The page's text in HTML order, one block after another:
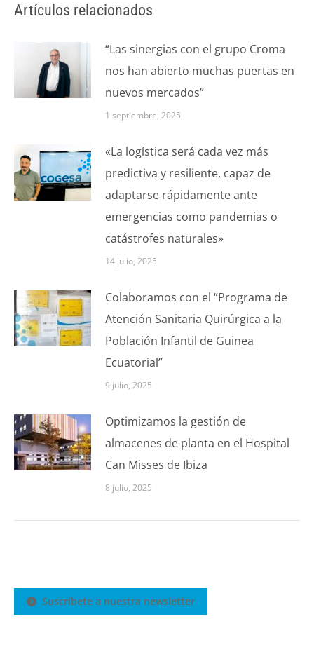
Artículos relacionados
“Las sinergias con el grupo Croma
nos han abierto muchas puertas en
nuevos mercados”
1 septiembre, 2025
«La logística será cada vez más
predictiva y resiliente, capaz de
adaptarse rápidamente ante
emergencias como pandemias o
catástrofes naturales»
14 julio, 2025
Colaboramos con el “Programa de
Atención Sanitaria Quirúrgica a la
Población Infantil de Guinea
Ecuatorial”
9 julio, 2025
Optimizamos la gestión de
almacenes de planta en el Hospital
Can Misses de Ibiza
8 julio, 2025
Suscríbete a nuestra newsletter